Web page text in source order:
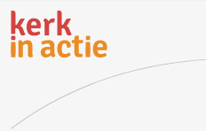
Doorgaan
naar
hoofdinhoud